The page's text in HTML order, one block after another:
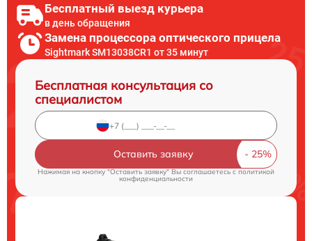
Бесплатный выезд курьера
в день обращения
Замена процессора оптического прицела
Sightmark SM13038CR1 от 35 минут
Бесплатная консультация со
специалистом
Оставить заявку
Нажимая на кнопку "Оставить заявку" Вы соглашаетесь cполитикой
конфиденциальности